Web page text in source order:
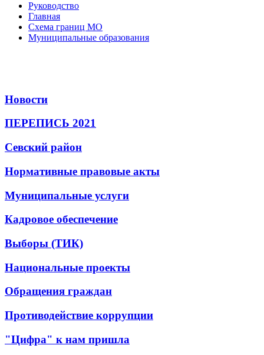
Руководство
Главная
Схема границ МО
Муниципальные образования
Новости
ПЕРЕПИСЬ 2021
Севский район
Нормативные правовые акты
Муниципальные услуги
Кадровое обеспечение
Выборы (ТИК)
Национальные проекты
Обращения граждан
Противодействие коррупции
"Цифра" к нам пришла